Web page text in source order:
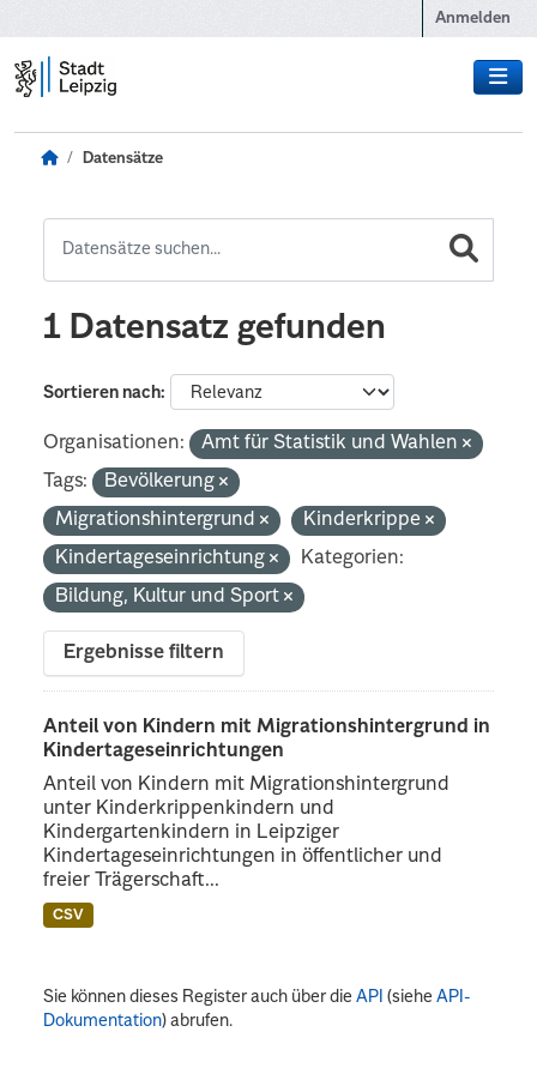
Anmelden
Datensätze
1 Datensatz gefunden
Sortieren nach
Organisationen:
Amt für Statistik und Wahlen
Tags:
Bevölkerung
Migrationshintergrund
Kinderkrippe
Kindertageseinrichtung
Kategorien:
Bildung, Kultur und Sport
Ergebnisse filtern
Anteil von Kindern mit Migrationshintergrund in
Kindertageseinrichtungen
Anteil von Kindern mit Migrationshintergrund
unter Kinderkrippenkindern und
Kindergartenkindern in Leipziger
Kindertageseinrichtungen in öffentlicher und
freier Trägerschaft...
CSV
Sie können dieses Register auch über dieAPI (sieheAPI-
Dokumentation) abrufen.